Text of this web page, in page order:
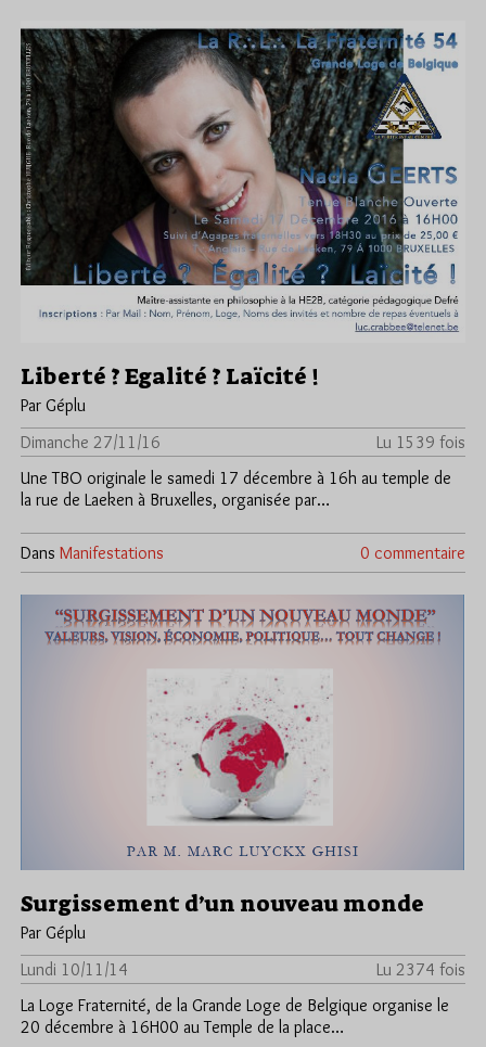
Liberté ? Egalité ? Laïcité !
Par Géplu
Dimanche 27/11/16
Lu 1539 fois
Une TBO originale le samedi 17 décembre à 16h au temple de
la rue de Laeken à Bruxelles, organisée par…
Dans Manifestations 0 commentaire
Surgissement d’un nouveau monde
Par Géplu
Lundi 10/11/14
Lu 2374 fois
La Loge Fraternité, de la Grande Loge de Belgique organise le
20 décembre à 16H00 au Temple de la place…